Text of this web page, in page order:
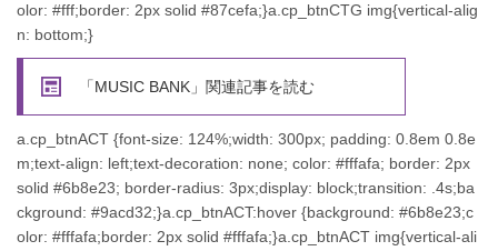
olor: #fff;border: 2px solid #87cefa;}a.cp_btnCTG img{vertical-alig
n: bottom;}
「MUSIC BANK」関連記事を読む
a.cp_btnACT {font-size: 124%;width: 300px; padding: 0.8em 0.8e
m;text-align: left;text-decoration: none; color: #fffafa; border: 2px
solid #6b8e23; border-radius: 3px;display: block;transition: .4s;ba
ckground: #9acd32;}a.cp_btnACT:hover {background: #6b8e23;c
olor: #fffafa;border: 2px solid #fffafa;}a.cp_btnACT img{vertical-ali